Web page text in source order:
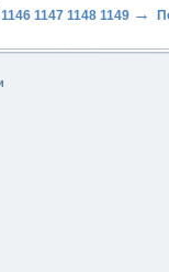
1146 1147 1148 1149 →